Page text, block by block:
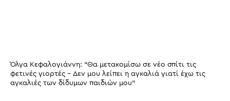
Όλγα Κεφαλογιάννη: "Θα μετακομίσω σε νέο σπίτι τις
φετινές γιορτές - Δεν μου λείπει η αγκαλιά γιατί έχω τις
αγκαλιές των δίδυμων παιδιών μου"